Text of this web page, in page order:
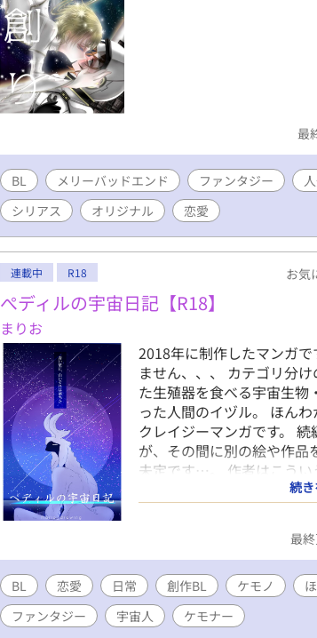
最
BL メリーバッドエンド ファンタジー
シリアス
オリジナル 恋愛
連載中 R18 お気
ぺディルの宇宙日記【R18】
まりお
2018年に制作したマンガ
ません、、、 カテゴリ分
た生殖器を食べる宇宙生物
った人間のイヅル。 ほん
クレイジーマンガです。
が、その間に別の絵や作品
未定です…。 作者はこうい
いらっしゃれば幸いです。
らでも公開しています。
非遊びにいらしてくださ
続
最
BL 恋愛 日常 創作BL ケモノ
ファンタジー
宇宙人 ケモナー